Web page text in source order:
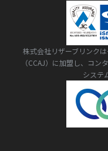
株式会社リザーブリンク
（CCAJ）に加盟し、コ
システ